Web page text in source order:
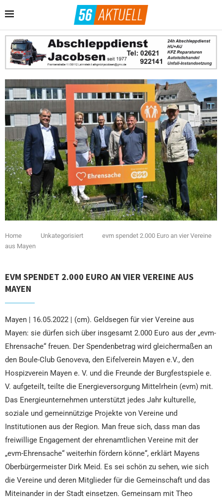
Home Unkategorisiert
evm spendet 2.000 Euro an vier Vereine
aus Mayen
EVM SPENDET 2.000 EURO AN VIER VEREINE AUS
MAYEN
Mayen | 16.05.2022 | (cm). Geldsegen für vier Vereine aus
Mayen: sie dürfen sich über insgesamt 2.000 Euro aus der „evm-
Ehrensache“ freuen. Der Spendenbetrag wird gleichermaßen an
den Boule-Club Genoveva, den Eifelverein Mayen e.V., den
Hospizverein Mayen e. V. und die Freunde der Burgfestspiele e.
V. aufgeteilt, teilte die Energieversorgung Mittelrhein (evm) mit.
Das Energieunternehmen unterstützt jedes Jahr kulturelle,
soziale und gemeinnützige Projekte von Vereine und
Institutionen aus der Region. Man freue sich, dass man das
freiwillige Engagement der ehrenamtlichen Vereine mit der
„evm-Ehrensache“ weiterhin fördern könne“, erklärt Mayens
Oberbürgermeister Dirk Meid. Es sei schön zu sehen, wie sich
die Vereine und deren Mitglieder für die Gemeinschaft und das
Miteinander in der Stadt einsetzen. Gemeinsam mit Theo